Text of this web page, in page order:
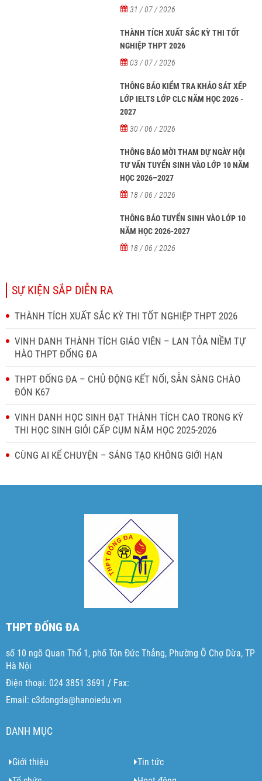
tại các trường từ năm học 2026-2027
31 / 07 / 2026
THÀNH TÍCH XUẤT SẮC KỲ THI TỐT
NGHIỆP THPT 2026
03 / 07 / 2026
THÔNG BÁO KIỂM TRA KHẢO SÁT XẾP
LỚP IELTS LỚP CLC NĂM HỌC 2026 -
2027
30 / 06 / 2026
THÔNG BÁO MỜI THAM DỰ NGÀY HỘI
TƯ VẤN TUYỂN SINH VÀO LỚP 10 NĂM
HỌC 2026–2027
18 / 06 / 2026
THÔNG BÁO TUYỂN SINH VÀO LỚP 10
NĂM HỌC 2026-2027
18 / 06 / 2026
SỰ KIỆN SẮP DIỄN RA
THÀNH TÍCH XUẤT SẮC KỲ THI TỐT NGHIỆP THPT 2026
VINH DANH THÀNH TÍCH GIÁO VIÊN – LAN TỎA NIỀM TỰ
HÀO THPT ĐỐNG ĐA
THPT ĐỐNG ĐA – CHỦ ĐỘNG KẾT NỐI, SẴN SÀNG CHÀO
ĐÓN K67
VINH DANH HỌC SINH ĐẠT THÀNH TÍCH CAO TRONG KỲ
THI HỌC SINH GIỎI CẤP CỤM NĂM HỌC 2025-2026
CÙNG AI KỂ CHUYỆN – SÁNG TẠO KHÔNG GIỚI HẠN
THPT ĐỐNG ĐA
số 10 ngõ Quan Thổ 1, phố Tôn Đức Thắng, Phường Ô Chợ Dừa, TP
Hà Nội
Điện thoại: 024 3851 3691 / Fax:
Email: c3dongda@hanoiedu.vn
DANH MỤC
Giới thiệu
Tin tức